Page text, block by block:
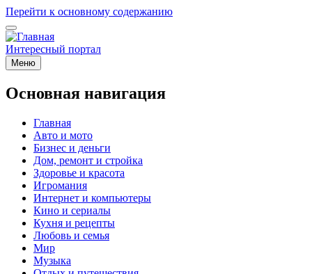
Перейти к основному содержанию
Интересный портал
Меню
Основная навигация
Главная
Авто и мото
Бизнес и деньги
Дом, ремонт и стройка
Здоровье и красота
Игромания
Интернет и компьютеры
Кино и сериалы
Кухня и рецепты
Любовь и семья
Мир
Музыка